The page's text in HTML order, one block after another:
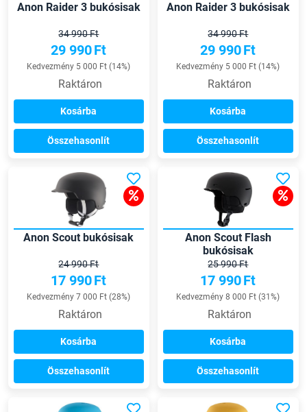
Anon Raider 3 bukósisak
34 990 Ft
29 990Ft
Kedvezmény 5 000 Ft (14%)
Raktáron
Kosárba
Összehasonlít
Anon Raider 3 bukósisak
34 990 Ft
29 990Ft
Kedvezmény 5 000 Ft (14%)
Raktáron
Kosárba
Összehasonlít
Anon Scout bukósisak
24 990 Ft
17 990Ft
Kedvezmény 7 000 Ft (28%)
Raktáron
Kosárba
Összehasonlít
Anon Scout Flash
bukósisak
25 990 Ft
17 990Ft
Kedvezmény 8 000 Ft (31%)
Raktáron
Kosárba
Összehasonlít